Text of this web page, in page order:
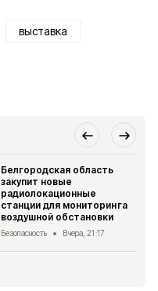
выставка
Белгородская область
закупит новые
радиолокационные
станции для мониторинга
воздушной обстановки
Безопасность Вчера, 21:17